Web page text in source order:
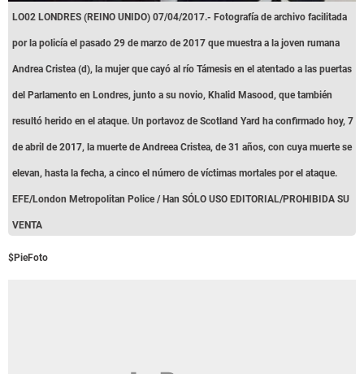
LO02 LONDRES (REINO UNIDO) 07/04/2017.- Fotografía de archivo facilitada
por la policía el pasado 29 de marzo de 2017 que muestra a la joven rumana
Andrea Cristea (d), la mujer que cayó al río Támesis en el atentado a las puertas
del Parlamento en Londres, junto a su novio, Khalid Masood, que también
resultó herido en el ataque. Un portavoz de Scotland Yard ha confirmado hoy, 7
de abril de 2017, la muerte de Andreea Cristea, de 31 años, con cuya muerte se
elevan, hasta la fecha, a cinco el número de víctimas mortales por el ataque.
EFE/London Metropolitan Police / Han SÓLO USO EDITORIAL/PROHIBIDA SU
VENTA
$PieFoto